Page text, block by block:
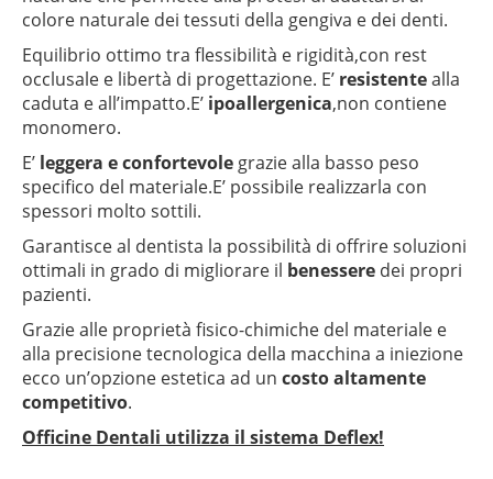
colore naturale dei tessuti della gengiva e dei denti.
Equilibrio ottimo tra flessibilità e rigidità,con rest
occlusale e libertà di progettazione. E’ resistentealla
caduta e all’impatto.E’ ipoallergenica,non contiene
monomero.
E’ leggera e confortevole grazie alla basso peso
specifico del materiale.E’ possibile realizzarla con
spessori molto sottili.
Garantisce al dentista la possibilità di offrire soluzioni
ottimali in grado di migliorare il benessere dei propri
pazienti.
Grazie alle proprietà fisico-chimiche del materiale e
alla precisione tecnologica della macchina a iniezione
ecco un’opzione estetica ad un costo altamente
competitivo.
Officine Dentali utilizza il sistema Deflex!